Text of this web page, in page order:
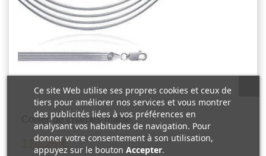
Collier de chaînes maille...
110,25 €
Ce site Web utilise ses propres cookies et ceux de
tiers pour améliorer nos services et vous montrer
des publicités liées à vos préférences en
analysant vos habitudes de navigation. Pour
donner votre consentement à son utilisation,
appuyez sur le bouton Accepter.